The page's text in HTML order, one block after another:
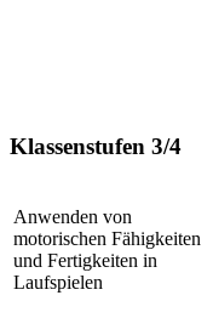
Klassenstufen 3/4
Anwenden von
motorischen Fähigkeiten
und Fertigkeiten in
Laufspielen